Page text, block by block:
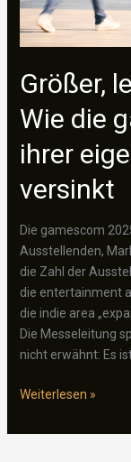
Größer,
Wie die
ihrer
versinkt
Die gamescom
Ausstellenden,
die Zahl der
die entertainment
die indie area
Die Messeleitung
nicht erwähnt: Es ist
Größer,
belangloser:
Weiterlesen »